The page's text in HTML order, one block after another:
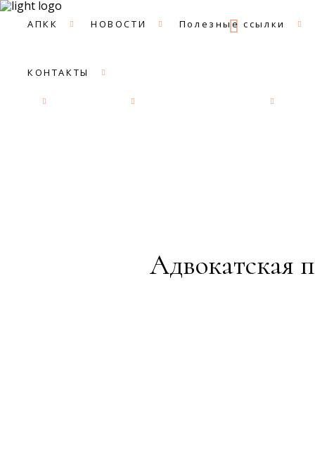
09:00
АПКК НОВОСТИ Полезные ссылки
КОНТАКТЫ
Адвокатская